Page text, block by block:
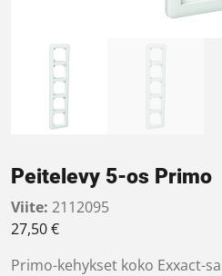
Peitelevy 5-os Primo
Viite: 2112095
27,50€
Primo-kehykset koko Exxact-